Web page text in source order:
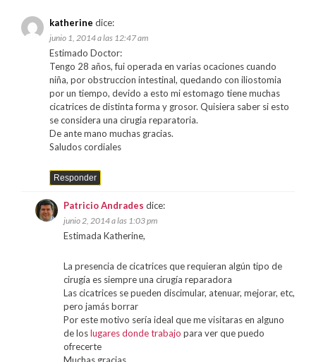
katherine dice:
junio 1, 2014 a las 12:47 am
Estimado Doctor:
Tengo 28 años, fui operada en varias ocaciones cuando
niña, por obstruccion intestinal, quedando con iliostomia
por un tiempo, devido a esto mi estomago tiene muchas
cicatrices de distinta forma y grosor. Quisiera saber si esto
se considera una cirugia reparatoria.
De ante mano muchas gracias.
Saludos cordiales
Responder
Patricio Andrades dice:
junio 2, 2014 a las 1:03 pm
Estimada Katherine,
La presencia de cicatrices que requieran algún tipo de
cirugía es siempre una cirugía reparadora
Las cicatrices se pueden discimular, atenuar, mejorar, etc,
pero jamás borrar
Por este motivo sería ideal que me visitaras en alguno
de loslugares donde trabajo para ver que puedo
ofrecerte
Muchas gracias